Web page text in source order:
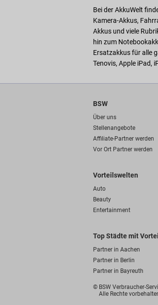
Bei der AkkuWelt
Kamera-Akkus,
Akkus und viele
hin zum
Ersatzakkus für alle
Tenovis, Apple iPad,
BSW
Über uns
Stellenangebote
Affiliate-Partner werden
Vor Ort Partner werden
Vorteilswelten
Auto
Beauty
Entertainment
Top Städte mit
Partner in Aachen
Partner in Berlin
Partner in Bayreuth
© BSW Verbraucher-
Alle Rechte